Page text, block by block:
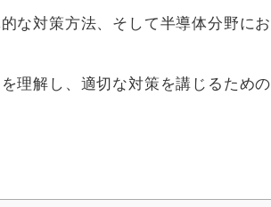
な対策方法、そして半導体分野にお
理解し、適切な対策を講じるための